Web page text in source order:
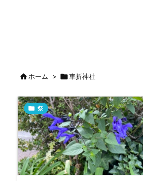
ホーム > 車折神社
 祭